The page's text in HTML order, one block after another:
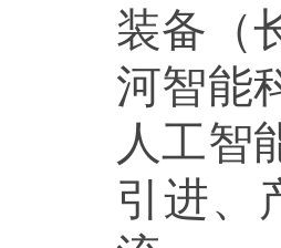
装备（
河智能
人工智
引进、